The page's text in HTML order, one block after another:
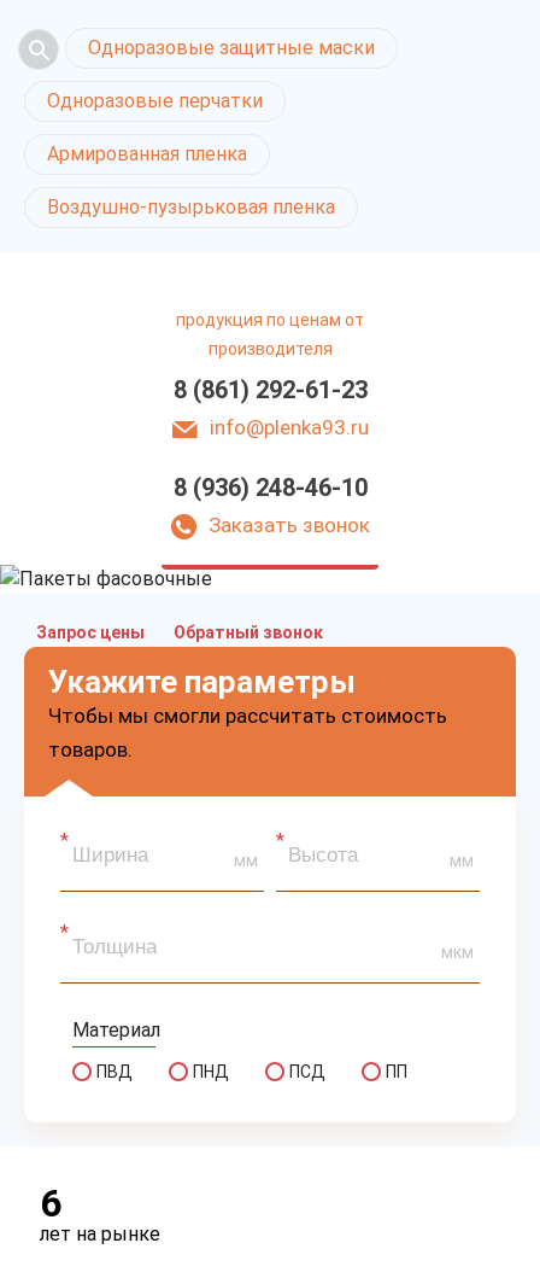
Одноразовые защитные маски
Одноразовые перчатки
Армированная пленка
Воздушно-пузырьковая пленка
продукция по ценам от
производителя
8 (861) 292-61-23
info@plenka93.ru
8 (936) 248-46-10
Заказать звонок
Фасовочные пакеты
в Краснодаре
Запрос цены Обратный звонок
Укажите параметры
Чтобы мы смогли рассчитать стоимость
товаров.
мм мм
мкм
Материал
ПВД ПНД ПСД ПП
6
лет на рынке